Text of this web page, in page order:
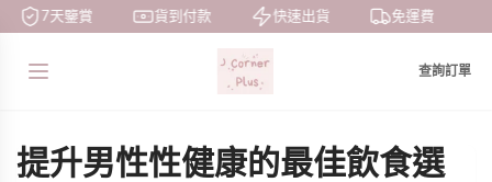
7天鑒賞 貨到付款 快速出貨 免運費
查詢訂單
提升男性性健康的最佳飲食選